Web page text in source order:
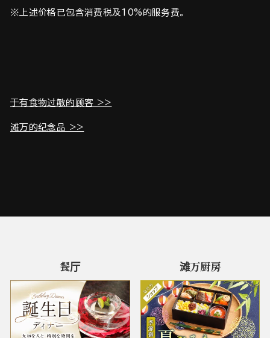
※上述价格已包含消费税及10%的服务费。
于有食物过敏的顾客 >>
滩万的纪念品 >>
餐厅 滩万厨房